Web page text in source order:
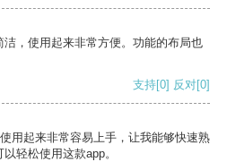
，使用起来非常方便。功能的布局也
支持[0] 反对[0]
用起来非常容易上手，让我能够快速熟
轻松使用这款app。